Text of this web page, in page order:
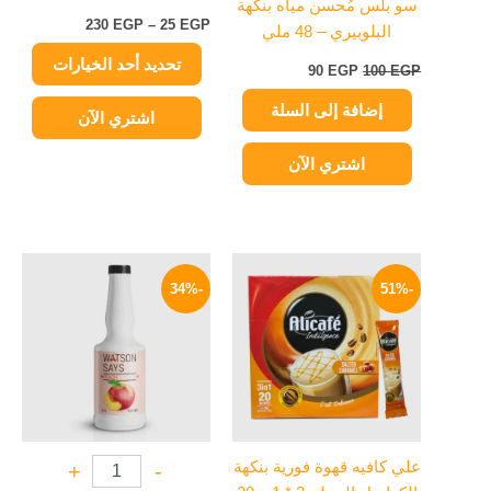
سو بلس مُحسن مياه بنكهة
البلوبيري – 48 ملي
100EGP
90 EGP
إضافة إلى السلة
اشتري الآن
25 EGP
–
230 EGP
تحديد أحد الخيارات
صفحة
المنتج
اشتري الآن
-51%
علي كافيه قهوة فورية بنكهة
السعر:
من
⁦6 EGP⁩
خلال
⁦99 EGP⁩
هناك
العديد
من
الأشكال
المختلفة
لهذا
المنتج.
اختيار
-34%
-
+
السعر
الأصلي